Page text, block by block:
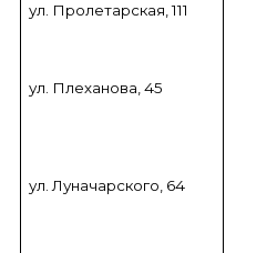
ул. Пролетарская, 111
ул. Плеханова, 45
ул. Луначарского, 64